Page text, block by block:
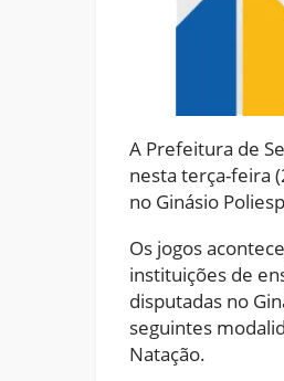
A Prefeitura de
nesta terça-feira
no Ginásio
Os jogos
instituições de
disputadas no
seguintes
Natação.